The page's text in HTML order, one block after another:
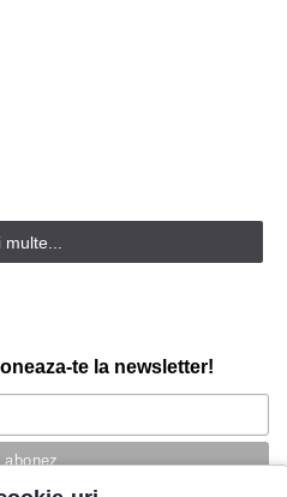
te la newsletter!